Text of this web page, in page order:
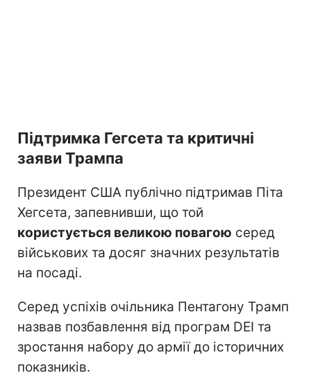
Підтримка Гегсета та критичні
заяви Трампа
Президент США публічно підтримав Піта
Хегсета, запевнивши, що той
користується великою повагою серед
військових та досяг значних результатів
на посаді.
Серед успіхів очільника Пентагону Трамп
назвав позбавлення від програм DEI та
зростання набору до армії до історичних
показників.